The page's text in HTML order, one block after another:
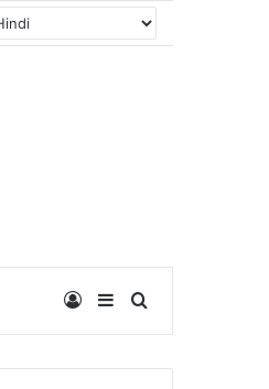
Log InSidebar